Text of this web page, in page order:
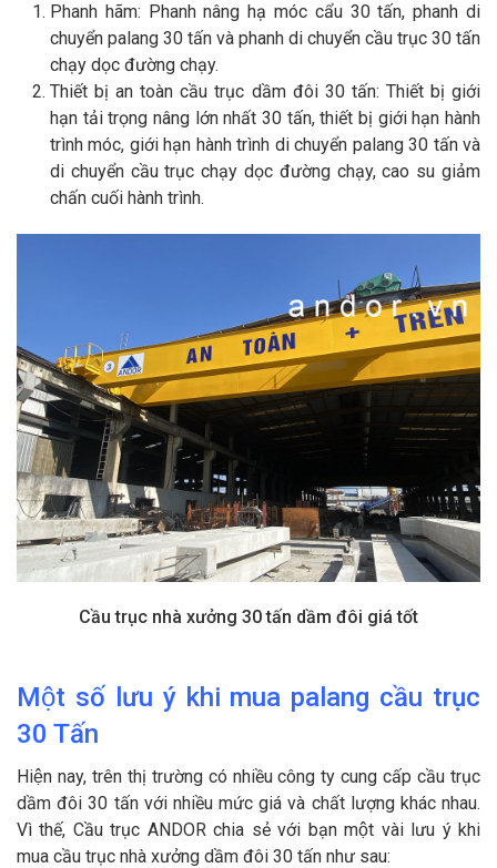
Phanh hãm: Phanh nâng hạ móc cẩu 30 tấn, phanh di
chuyển palang 30 tấn và phanh di chuyển cầu trục 30 tấn
chạy dọc đường chạy.
Thiết bị an toàn cầu trục dầm đôi 30 tấn: Thiết bị giới
hạn tải trọng nâng lớn nhất 30 tấn, thiết bị giới hạn hành
trình móc, giới hạn hành trình di chuyển palang 30 tấn và
di chuyển cầu trục chạy dọc đường chạy, cao su giảm
chấn cuối hành trình.
Cầu trục nhà xưởng 30 tấn dầm đôi giá tốt
Một số l ưu ý khi mua palang cầu trục
30 Tấn
Hiện nay, trên thị trường có nhiều công ty cung cấp cầu trục
dầm đôi 30 tấn với nhiều mức giá và chất lượng khác nhau.
Vì thế, Cầu trục ANDOR chia sẻ với bạn một vài lưu ý khi
mua cầu trục nhà xưởng dầm đôi 30 tấn như sau: